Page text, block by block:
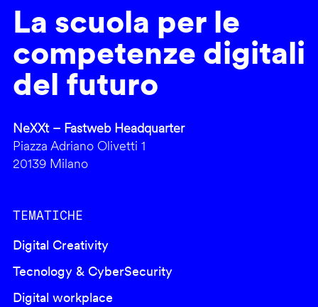
La scuola per le
competenze digitali
del futuro
NeXXt – Fastweb Headquarter
Piazza Adriano Olivetti 1
20139 Milano
TEMATICHE
Digital Creativity
Tecnology & CyberSecurity
Digital workplace